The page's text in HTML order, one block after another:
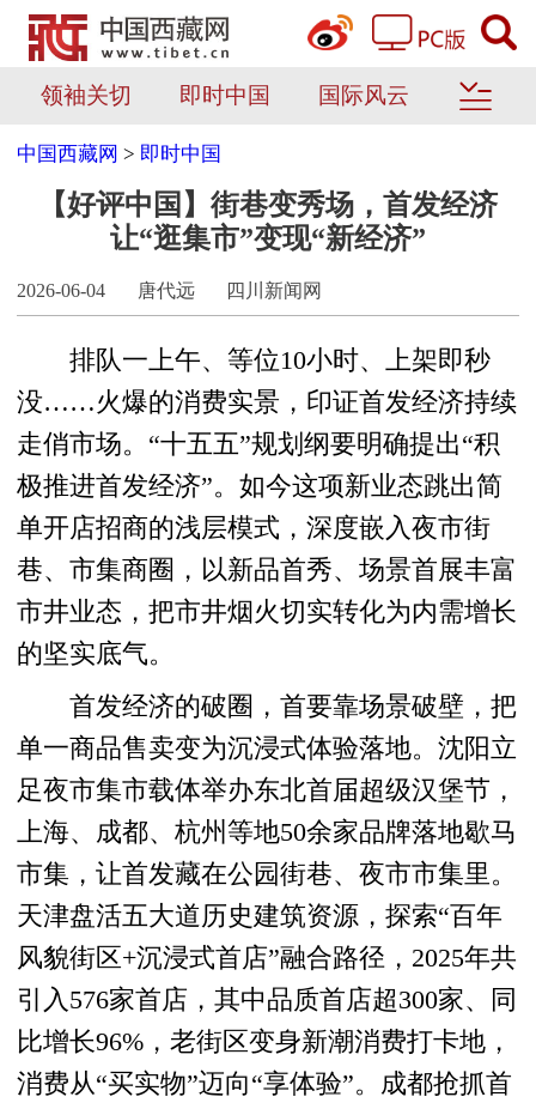
领袖关切 即时中国 国际风云
中国西藏网 > 即时中国
【好评中国】街巷变秀场，首发经济
让“逛集市”变现“新经济”
2026-06-04 唐代远 四川新闻网
排队一上午、等位10小时、上架即秒
没……火爆的消费实景，印证首发经济持续
走俏市场。“十五五”规划纲要明确提出“积
极推进首发经济”。如今这项新业态跳出简
单开店招商的浅层模式，深度嵌入夜市街
巷、市集商圈，以新品首秀、场景首展丰富
市井业态，把市井烟火切实转化为内需增长
的坚实底气。
首发经济的破圈，首要靠场景破壁，把
单一商品售卖变为沉浸式体验落地。沈阳立
足夜市集市载体举办东北首届超级汉堡节，
上海、成都、杭州等地50余家品牌落地歇马
市集，让首发藏在公园街巷、夜市市集里。
天津盘活五大道历史建筑资源，探索“百年
风貌街区+沉浸式首店”融合路径，2025年共
引入576家首店，其中品质首店超300家、同
比增长96%，老街区变身新潮消费打卡地，
消费从“买实物”迈向“享体验”。成都抢抓首